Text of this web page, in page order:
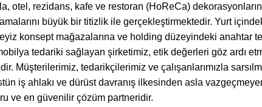
otel, rezidans, kafe ve restoran (HoReCa)
büyük bir titizlik ile gerçekleştirmektedir. Yurt
konsept mağazalarına ve holding düzeyindeki anahtar
tedariki sağlayan şirketimiz, etik değerleri göz ardı
Müşterilerimiz, tedarikçilerimiz ve çalışanlarımızla
iş ahlakı ve dürüst davranış ilkesinden asla
ve en güvenilir çözüm partneridir.